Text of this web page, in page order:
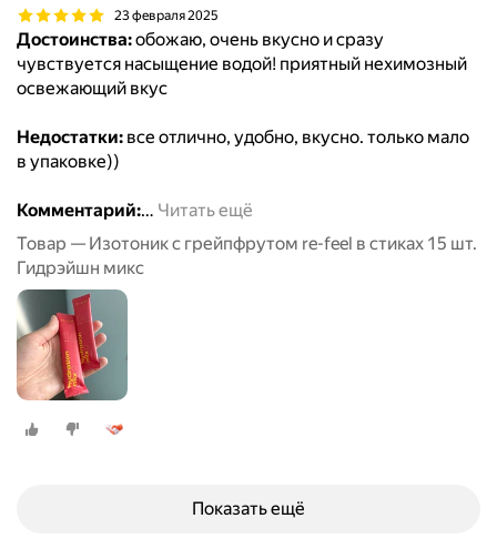
23 февраля 2025
Достоинства:обожаю, очень вкусно и сразу
чувствуется насыщение водой! приятный нехимозный
освежающий вкус
Недостатки: все отлично, удобно, вкусно. только мало
в упаковке))
Комментарий:… Читать ещё
Товар — Изотоник с грейпфрутом re-feel в стиках 15 шт.
Гидрэйшн микс
Показать ещё